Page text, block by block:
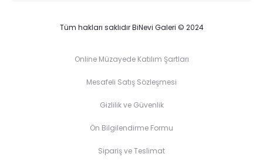
Tüm hakları saklıdır BiNevi Galeri © 2024
Online Müzayede Katılım Şartları
Mesafeli Satış Sözleşmesi
Gizlilik ve Güvenlik
Ön Bilgilendirme Formu
Sipariş ve Teslimat